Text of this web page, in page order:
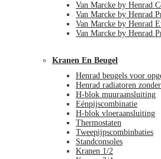
Van Marcke by Henrad
Van Marcke by Henrad
Van Marcke by Henrad
Van Marcke by Henrad
Kranen En Beugel
Henrad beugels voor
Henrad radiatoren
H-blok muuraansluiting
Eénpijscombinatie
H-blok vloeraansluiting
Thermostaten
Tweepijpscombinbaties
Standconsoles
Kranen 1/2